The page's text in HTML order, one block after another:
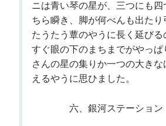
ニは青い琴の星が、三つにも
ちら瞬き、脚が何べんも出たり
たうたう蕈のやうに長く延び
すぐ眼の下のまちまでがやっぱ
さんの星の集りか一つの大き
えるやうに思ひました。
六、銀河ステーション